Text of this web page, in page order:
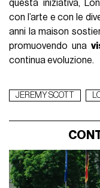
questa iniziativa,
con l’arte e con le
anni la maison
promuovendo una
continua evoluzione.
JEREMY SCOTT